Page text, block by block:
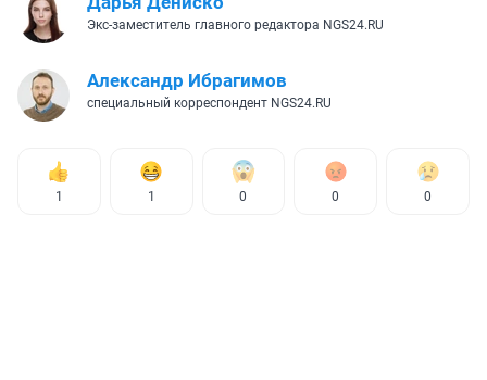
Экс-заместитель главного редактора NGS24.RU
Александр Ибрагимов
специальный корреспондент NGS24.RU
1 1 0 0 0